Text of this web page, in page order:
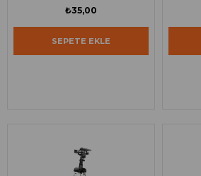
₺35,00
SEPETE EKLE